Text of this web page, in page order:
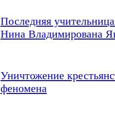
Последняя
Нина Владимирована
Уничтожение
феномена